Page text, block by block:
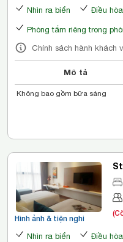
Nhìn ra biển Điều
Phòng tắm riêng trong
Chính sách hành khách
Mô tả
Không bao gồm bữa sáng
Hình ảnh & tiện nghi
Nhìn ra biển Điều